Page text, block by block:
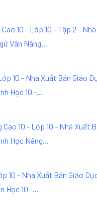
10 - Lớp 10 - Tập 2 -
Văn Nâng...
10 - Nhà Xuất Bản Giáo
Học 10 -...
Cao 10 - Lớp 10 - Nhà Xuất
Học Nâng...
10 - Nhà Xuất Bản Giáo
Học 10 -...